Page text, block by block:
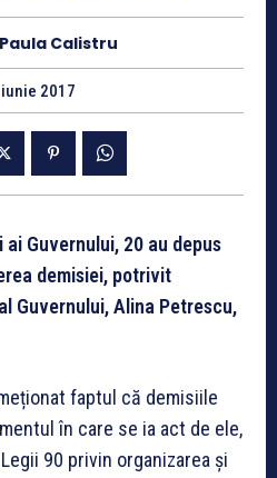
Paula Calistru
2017
Guvernului, 20 au depus
demisiei, potrivit
Guvernului, Alina Petrescu,
faptul că demisiile
în care se ia act de ele,
90 privin organizarea și